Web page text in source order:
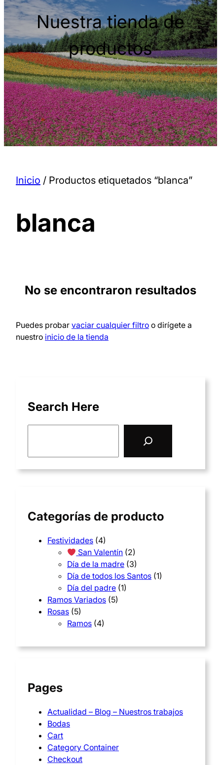
Nuestra tienda de
productos
Inicio / Productos etiquetados “blanca”
blanca
No se encontraron resultados
Puedes probar vaciar cualquier filtro o dirígete a
nuestro inicio de la tienda
Search Here
Categorías de producto
Festividades (4)
San Valentín (2)
Día de la madre (3)
Día de todos los Santos (1)
Día del padre (1)
Ramos Variados (5)
Rosas (5)
Ramos (4)
Pages
Actualidad – Blog – Nuestros trabajos
Bodas
Cart
Category Container
Checkout